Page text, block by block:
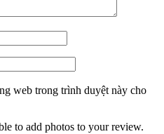
web trong trình duyệt này cho
to add photos to your review.